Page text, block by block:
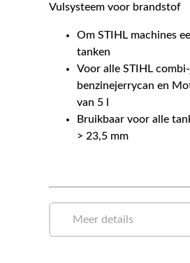
Vulsysteem voor brandstof
Om STIHL machines
tanken
Voor alle STIHL
benzinejerrycan en
van 5 l
Bruikbaar voor alle
> 23,5 mm